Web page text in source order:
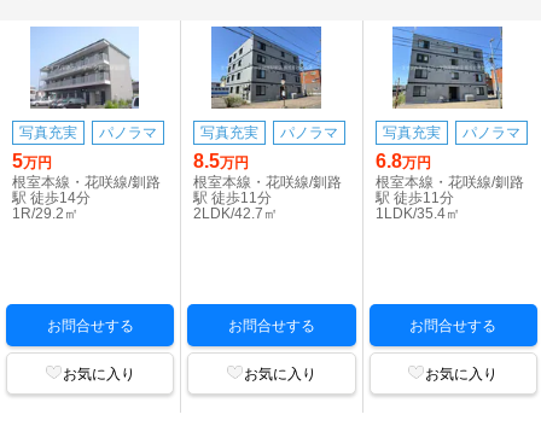
写真充実 パノラマ
5万円
根室本線・花咲線/釧路
駅 徒歩14分
1R/29.2㎡
お問合せする
お気に入り
写真充実 パノラマ
8.5万円
根室本線・花咲線/釧路
駅 徒歩11分
2LDK/42.7㎡
お問合せする
お気に入り
写真充実 パノラマ
6.8万円
根室本線・花咲線/釧路
駅 徒歩11分
1LDK/35.4㎡
お問合せする
お気に入り